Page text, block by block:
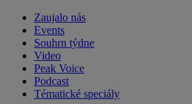
Zaujalo nás
Events
Souhrn týdne
Video
Peak Voice
Podcast
Tématické speciály